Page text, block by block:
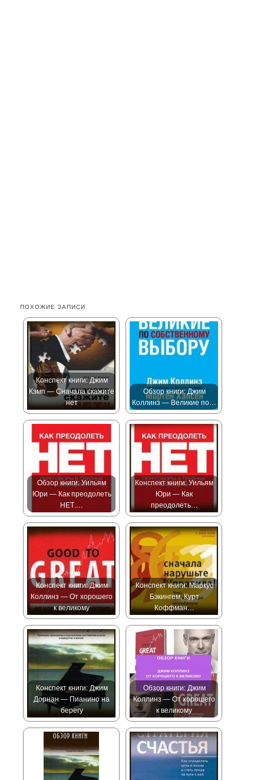
ПОХОЖИЕ ЗАПИСИ
Конспект книги: Джим
Кэмп — Сначала скажите
нет
Обзор книги: Джим
Коллинз — Великие по…
Обзор книги: Уильям
Юри — Как преодолеть
НЕТ.…
Конспект книги: Уильям
Юри — Как
преодолеть…
Конспект книги: Джим
Коллинз — От хорошего
к великому
Конспект книги: Маркус
Бэкингем, Курт
Коффман…
Конспект книги: Джим
Дорнан — Пианино на
берегу
Обзор книги: Джим
Коллинз — От хорошего
к великому